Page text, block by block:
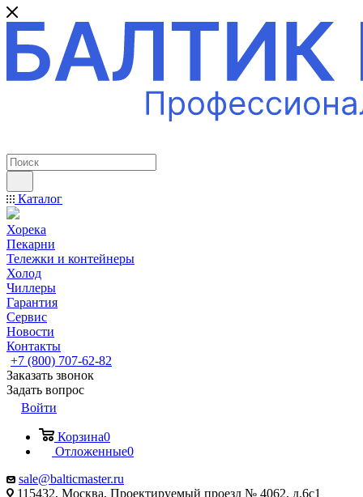
Каталог
Хорека
Пекарни
Тележки и контейнеры
Холод
Чиллеры
Гарантия
Сервис
Новости
Контакты
+7 (800) 707-62-82
Заказать звонок
Задать вопрос
Войти
Корзина0
Отложенные0
sale@balticmaster.ru
115432, Москва, Проектируемый проезд № 4062, д.6с1